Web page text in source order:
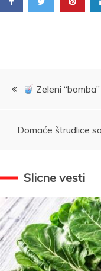
Kretanje
Zeleni
Domaće štrudlice
Slicne vesti